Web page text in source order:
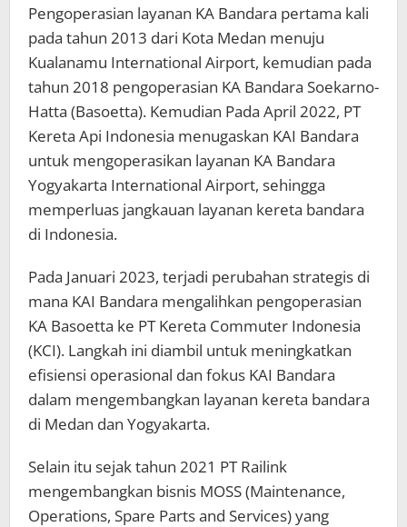
Pengoperasian layanan KA Bandara pertama kali
pada tahun 2013 dari Kota Medan menuju
Kualanamu International Airport, kemudian pada
tahun 2018 pengoperasian KA Bandara Soekarno-
Hatta (Basoetta). Kemudian Pada April 2022, PT
Kereta Api Indonesia menugaskan KAI Bandara
untuk mengoperasikan layanan KA Bandara
Yogyakarta International Airport, sehingga
memperluas jangkauan layanan kereta bandara
di Indonesia.
Pada Januari 2023, terjadi perubahan strategis di
mana KAI Bandara mengalihkan pengoperasian
KA Basoetta ke PT Kereta Commuter Indonesia
(KCI). Langkah ini diambil untuk meningkatkan
efisiensi operasional dan fokus KAI Bandara
dalam mengembangkan layanan kereta bandara
di Medan dan Yogyakarta.
Selain itu sejak tahun 2021 PT Railink
mengembangkan bisnis MOSS (Maintenance,
Operations, Spare Parts and Services) yang